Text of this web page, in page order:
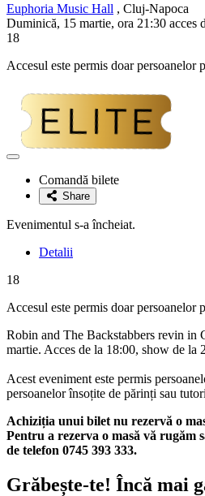
Euphoria Music Hall , Cluj-Napoca
Duminică, 15 martie, ora 21:30 acces
18
Accesul este permis doar persoanelor
Adaugă
favoriteComandă bilete
Share
Evenimentul s-a încheiat.
Detalii
18
Accesul este permis doar persoanelor
Robin and The Backstabbers revin in
martie. Acces de la 18:00, show de la
Acest eveniment este permis
persoanelor însoțite de părinți sau
Achiziția unui bilet nu rezervă o
Pentru a rezerva o masă vă rugăm
de telefon 0745 393 333.
Grăbește-te! Încă mai